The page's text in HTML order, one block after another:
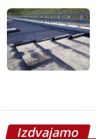
Izdvajamo